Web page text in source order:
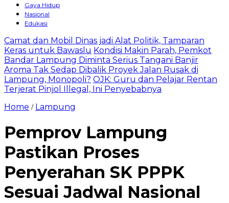
Gaya Hidup
Nasional
Edukasi
Camat dan Mobil Dinas jadi Alat Politik, Tamparan
Keras untuk Bawaslu Kondisi Makin Parah, Pemkot
Bandar Lampung Diminta Serius Tangani Banjir
Aroma Tak Sedap Dibalik Proyek Jalan Rusak di
Lampung, Monopoli? OJK: Guru dan Pelajar Rentan
Terjerat Pinjol Illegal, Ini Penyebabnya
Home / Lampung
Pemprov Lampung
Pastikan Proses
Penyerahan SK PPPK
Sesuai Jadwal Nasional